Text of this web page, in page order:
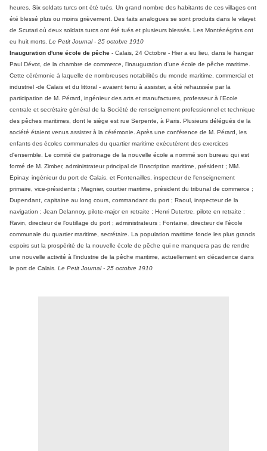
heures. Six soldats turcs ont été tués. Un grand nombre des habitants de ces villages ont
été blessé plus ou moins grièvement. Des faits analogues se sont produits dans le vilayet
de Scutari où deux soldats turcs ont été tués et plusieurs blessés. Les Monténégrins ont
eu huit morts. Le Petit Journal - 25 octobre 1910
Inauguration d'une école de pêche - Calais, 24 Octobre - Hier a eu lieu, dans le hangar
Paul Dévot, de la chambre de commerce, l'inauguration d'une école de pêche maritime.
Cette cérémonie à laquelle de nombreuses notabilités du monde maritime, commercial et
industriel -de Calais et du littoral - avaient tenu à assister, a été rehaussée par la
participation de M. Pérard, ingénieur des arts et manufactures, professeur à l'Ecole
centrale et secrétaire général de la Société de renseignement professionnel et technique
des pêches maritimes, dont le siège est rue Serpente, à Paris. Plusieurs délégués de la
société étaient venus assister à la cérémonie. Après une conférence de M. Pérard, les
enfants des écoles communales du quartier maritime exécutèrent des exercices
d'ensemble. Le comité de patronage de la nouvelle école a nommé son bureau qui est
formé de M. Zimber, administrateur principal de l'Inscription maritime, président ; MM.
Epinay, ingénieur du port de Calais, et Fontenailles, inspecteur de l'enseignement
primaire, vice-présidents ; Magnier, courtier maritime, président du tribunal de commerce ;
Dupendant, capitaine au long cours, commandant du port ; Raoul, inspecteur de la
navigation ; Jean Delannoy, pilote-major en retraite ; Henri Dutertre, pilote en retraite ;
Ravin, directeur de l'outillage du port ; administrateurs ; Fontaine, directeur de l'école
communale du quartier maritime, secrétaire. La population maritime fonde les plus grands
espoirs sut la prospérité de la nouvelle école de pêche qui ne manquera pas de rendre
une nouvelle activité à l'industrie de la pêche maritime, actuellement en décadence dans
le port de Calais . Le Petit Journal - 25 octobre 1910